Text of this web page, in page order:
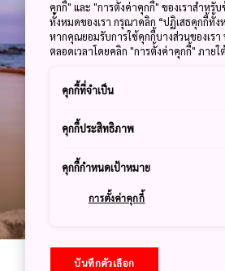
คุกกี้" และ "การตั้งค่าคุกกี้" ของเราสำห
ทั้งหมดของเรา กรุณาคลิก “ปฏิเสธคุกกี้ทั้ง
หากคุณยอมรับการใช้คุกกี้บางส่วนของเร
ตลอดเวลาโดยคลิก "การตั้งค่าคุกกี้" ภาย
คุกกี้ที่จำเป็น
คุกกี้ประสิทธิภาพ
คุกกี้กำหนดเป้าหมาย
การตั้งค่าคุกกี้
บันทึกตัวเลือก